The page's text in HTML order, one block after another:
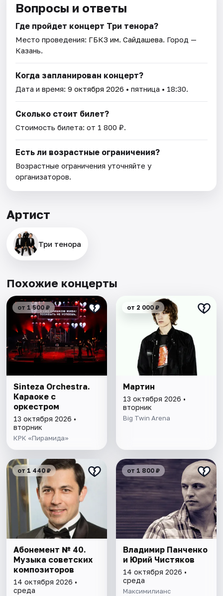
Вопросы и ответы
Где пройдет концерт Три тенора?
Место проведения: ГБКЗ им. Сайдашева. Город —
Казань.
Когда запланирован концерт?
Дата и время:9 октября 2026 • пятница • 18:30.
Сколько стоит билет?
Стоимость билета: от 1 800 ₽.
Есть ли возрастные ограничения?
Возрастные ограничения уточняйте у
организаторов.
Артист
Три тенора
Похожие концерты
от 1 500 ₽
Sinteza Orchestra.
Караоке с
оркестром
13 октября 2026 •
вторник
КРК «Пирамида»
от 2 000 ₽
Мартин
13 октября 2026 •
вторник
Big Twin Arena
от 1 440 ₽
Абонемент № 40.
Музыка советских
композиторов
14 октября 2026 •
среда
от 1 800 ₽
Владимир Панченко
и Юрий Чистяков
14 октября 2026 •
среда
Максимилианс